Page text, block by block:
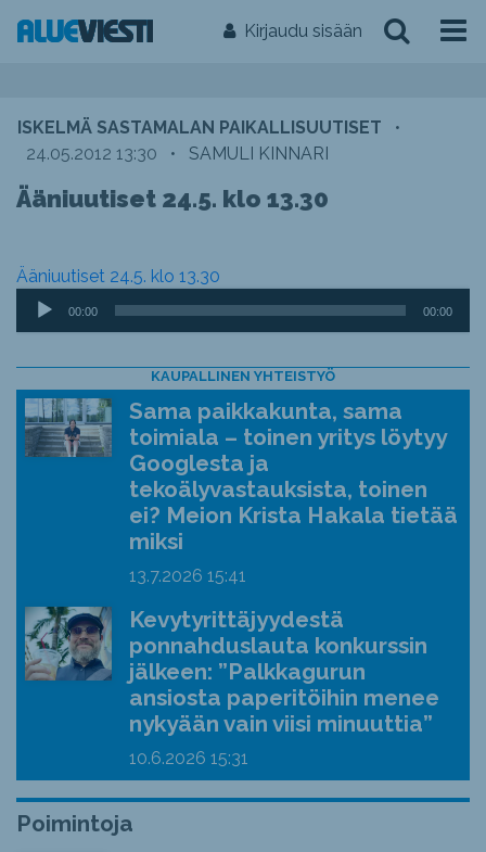
Kirjaudu sisään
ISKELMÄ SASTAMALAN PAIKALLISUUTISET
•
24.05.2012 13:30
• SAMULI KINNARI
Ääniuutiset 24.5. klo 13.30
Ääniuutiset 24.5. klo 13.30
Äänitoistin
00:00 00:00
KAUPALLINEN YHTEISTYÖ
Sama paikkakunta, sama
toimiala – toinen yritys löytyy
Googlesta ja
tekoälyvastauksista, toinen
ei? Meion Krista Hakala tietää
miksi
13.7.2026 15:41
Kevytyrittäjyydestä
ponnahduslauta konkurssin
jälkeen: ”Palkkagurun
ansiosta paperitöihin menee
nykyään vain viisi minuuttia”
10.6.2026 15:31
Poimintoja